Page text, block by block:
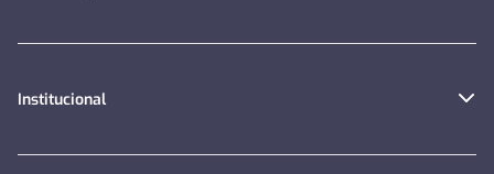
Institucional